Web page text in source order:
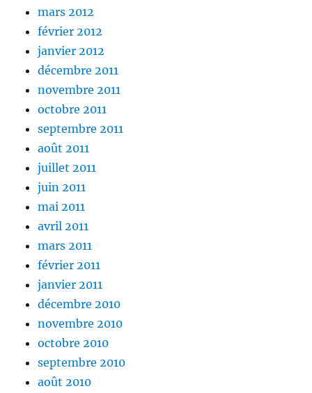
mars 2012
février 2012
janvier 2012
décembre 2011
novembre 2011
octobre 2011
septembre 2011
août 2011
juillet 2011
juin 2011
mai 2011
avril 2011
mars 2011
février 2011
janvier 2011
décembre 2010
novembre 2010
octobre 2010
septembre 2010
août 2010